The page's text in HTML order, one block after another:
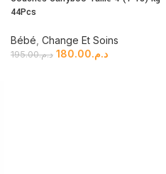
44Pcs
Bébé Change Et Soins
د.م.195.00 د.م.180.00